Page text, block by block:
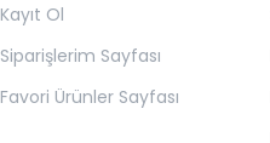
Kayıt Ol
Siparişlerim Sayfası
Favori Ürünler Sayfası